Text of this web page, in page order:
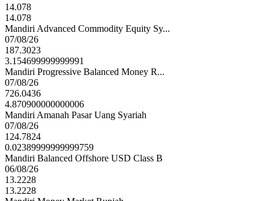
14.078
14.078
Mandiri Advanced Commodity Equity Sy...
07/08/26
187.3023
3.154699999999991
Mandiri Progressive Balanced Money R...
07/08/26
726.0436
4.870900000000006
Mandiri Amanah Pasar Uang Syariah
07/08/26
124.7824
0.02389999999999759
Mandiri Balanced Offshore USD Class B
06/08/26
13.2228
13.2228